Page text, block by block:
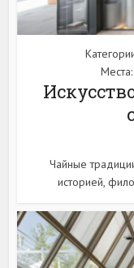
Места:
Чайные
историей,